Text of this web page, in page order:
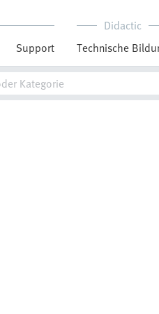
Support
Didactic
Technische